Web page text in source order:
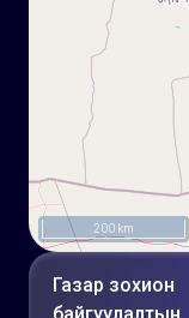
200 km
Газар зохион